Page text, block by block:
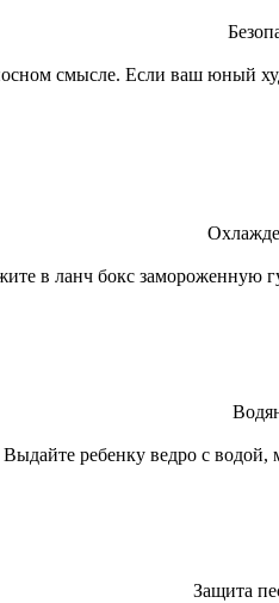
смысле. Если ваш юный
в ланч бокс замороженную
ребенку ведро с
Защита